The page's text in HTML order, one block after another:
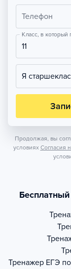
Телефон
Класс, в который
11
Я
Продолжая, вы
условиях Согласия
Тренажер ЕГЭ